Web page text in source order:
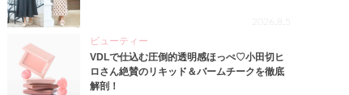
2026.8.5
ビューティー
VDLで仕込む圧倒的透明感ほっぺ♡小田切ヒ
ロさん絶賛のリキッド＆バームチークを徹底
解剖！